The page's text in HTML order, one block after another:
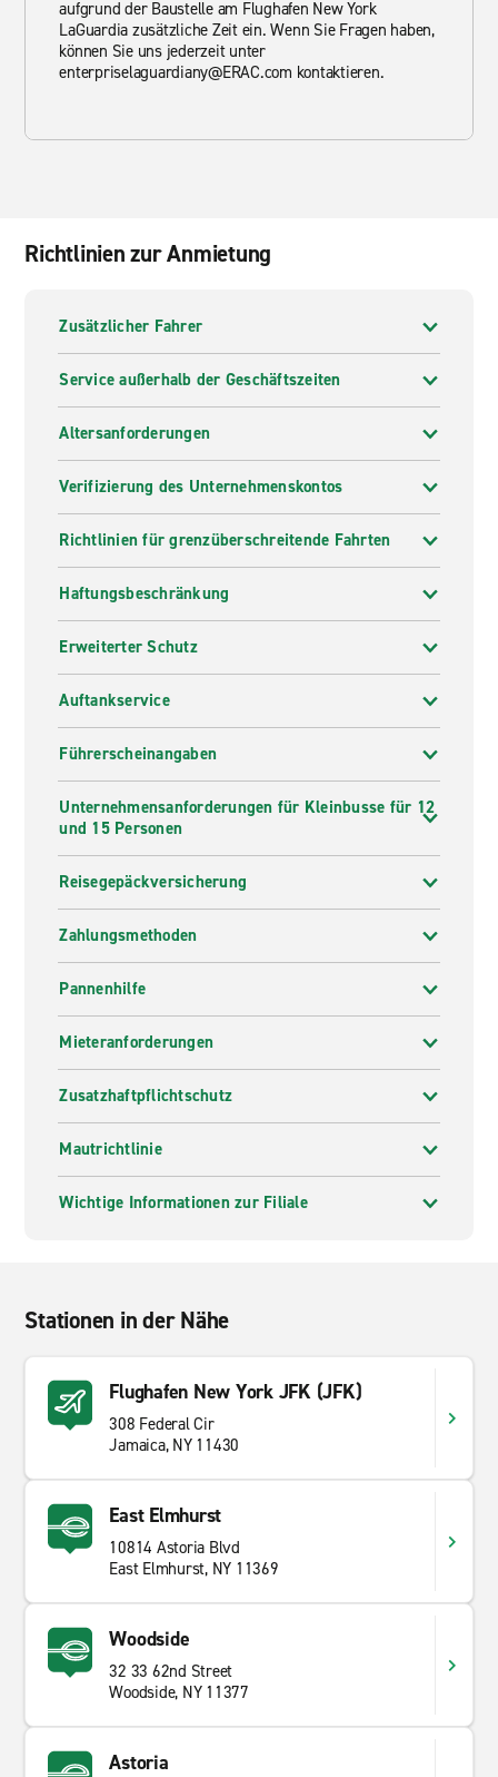
aufgrund der Baustelle am Flughafen New York
LaGuardia zusätzliche Zeit ein. Wenn Sie Fragen haben,
können Sie uns jederzeit unter
enterpriselaguardiany@ERAC.com kontaktieren.
Richtlinien zur Anmietung
Zusätzlicher Fahrer
Service außerhalb der Geschäftszeiten
Altersanforderungen
Verifizierung des Unternehmenskontos
Richtlinien für grenzüberschreitende Fahrten
Haftungsbeschränkung
Erweiterter Schutz
Auftankservice
Führerscheinangaben
Unternehmensanforderungen für Kleinbusse für 12
und 15 Personen
Reisegepäckversicherung
Zahlungsmethoden
Pannenhilfe
Mieteranforderungen
Zusatzhaftpflichtschutz
Mautrichtlinie
Wichtige Informationen zur Filiale
Stationen in der Nähe
Flughafen New York JFK (JFK)
308 Federal Cir
Jamaica, NY 11430
East Elmhurst
10814 Astoria Blvd
East Elmhurst, NY 11369
Woodside
32 33 62nd Street
Woodside, NY 11377
Astoria